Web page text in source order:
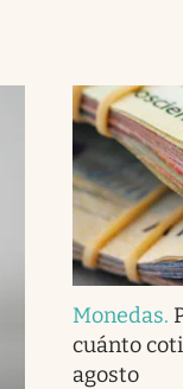
Monedas.
cuánto
agosto